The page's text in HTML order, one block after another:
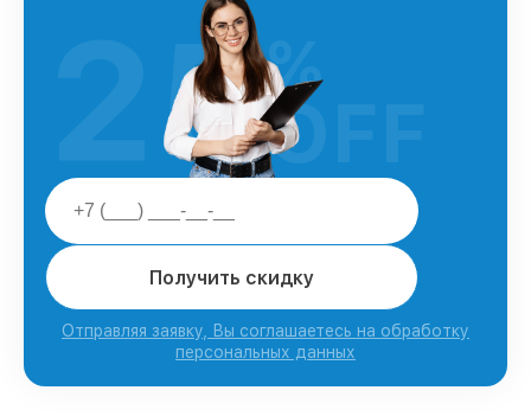
Получить скидку
Отправляя заявку, Вы соглашаетесь на обработку
персональных данных
25%
OFF